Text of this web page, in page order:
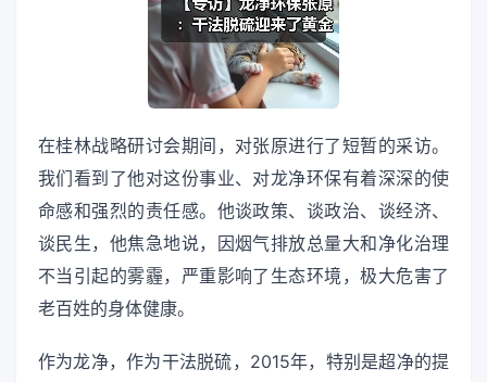
在桂林战略研讨会期间，对张原进行了短暂的采访。
我们看到了他对这份事业、对龙净环保有着深深的使
命感和强烈的责任感。他谈政策、谈政治、谈经济、
谈民生，他焦急地说，因烟气排放总量大和净化治理
不当引起的雾霾，严重影响了生态环境，极大危害了
老百姓的身体健康。
作为龙净，作为干法脱硫，2015年，特别是超净的提